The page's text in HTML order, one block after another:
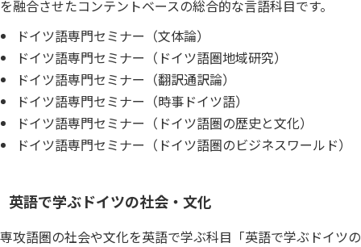
を融合させたコンテントベースの総合的な言語科目です。
ドイツ語専門セミナー（文体論）
ドイツ語専門セミナー（ドイツ語圏地域研究）
ドイツ語専門セミナー（翻訳通訳論）
ドイツ語専門セミナー（時事ドイツ語）
ドイツ語専門セミナー（ドイツ語圏の歴史と文化）
ドイツ語専門セミナー（ドイツ語圏のビジネスワールド）
英語で学ぶドイツの社会・文化
専攻語圏の社会や文化を英語で学ぶ科目「英語で学ぶドイツの